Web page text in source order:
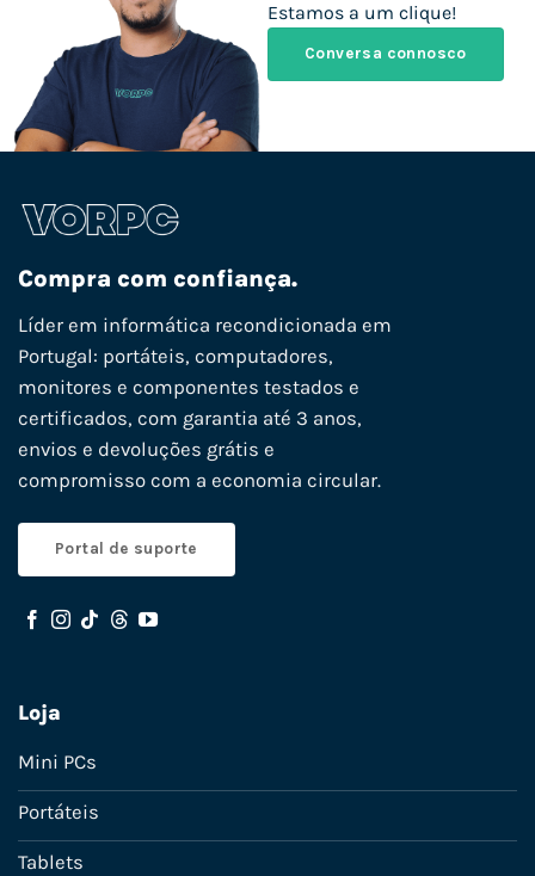
Estamos a um clique!
Conversa connosco
Compra com confiança.
Líder em informática recondicionada em
Portugal: portáteis, computadores,
monitores e componentes testados e
certificados, com garantia até 3 anos,
envios e devoluções grátis e
compromisso com a economia circular.
Portal de suporte
Loja
Mini PCs
Portáteis
Tablets